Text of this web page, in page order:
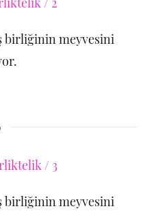
birliğinin meyvesini
birliğinin meyvesini